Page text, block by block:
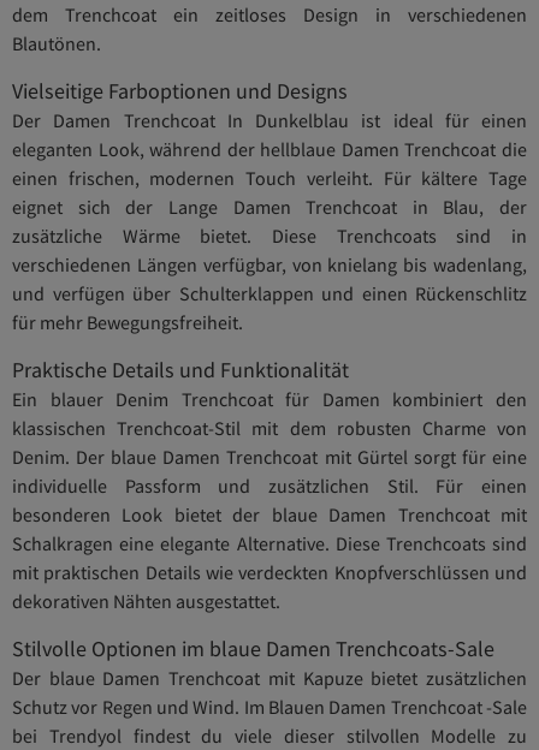
dem Trenchcoat ein zeitloses Design in verschiedenen
Blautönen.
Vielseitige Farboptionen und Designs
Der Damen Trenchcoat In Dunkelblau ist ideal für einen
eleganten Look, während der hellblaue Damen Trenchcoat die
einen frischen, modernen Touch verleiht. Für kältere Tage
eignet sich der Lange Damen Trenchcoat in Blau, der
zusätzliche Wärme bietet. Diese Trenchcoats sind in
verschiedenen Längen verfügbar, von knielang bis wadenlang,
und verfügen über Schulterklappen und einen Rückenschlitz
für mehr Bewegungsfreiheit.
Praktische Details und Funktionalität
Ein blauer Denim Trenchcoat für Damen kombiniert den
klassischen Trenchcoat-Stil mit dem robusten Charme von
Denim. Der blaue Damen Trenchcoat mit Gürtel sorgt für eine
individuelle Passform und zusätzlichen Stil. Für einen
besonderen Look bietet der blaue Damen Trenchcoat mit
Schalkragen eine elegante Alternative. Diese Trenchcoats sind
mit praktischen Details wie verdeckten Knopfverschlüssen und
dekorativen Nähten ausgestattet.
Stilvolle Optionen im blaue Damen Trenchcoats-Sale
Der blaue Damen Trenchcoat mit Kapuze bietet zusätzlichen
Schutz vor Regen und Wind. Im Blauen Damen Trenchcoat -Sale
bei Trendyol findest du viele dieser stilvollen Modelle zu